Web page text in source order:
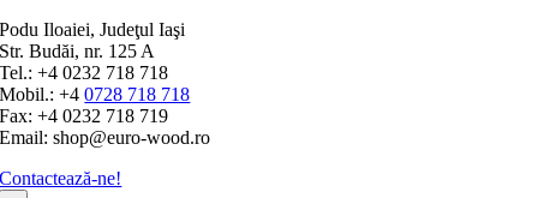
Podu Iloaiei, Judeţul Iaşi
Str. Budăi, nr. 125 A
Tel.: +4 0232 718 718
Mobil.: +40728 718 718
Fax: +4 0232 718 719
Email: shop@euro-wood.ro
Contactează-ne!